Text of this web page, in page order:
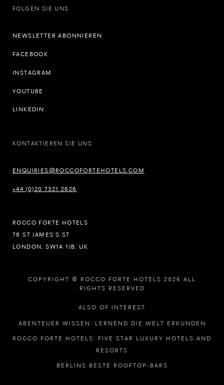
FOLGEN SIE UNS
NEWSLETTER ABONNIEREN
FACEBOOK
INSTAGRAM
YOUTUBE
LINKEDIN
KONTAKTIEREN SIE UNS
ENQUIRIES@ROCCOFORTEHOTELS.COM
+44 (0)20 7321 2626
ROCCO FORTE HOTELS
78 ST JAMES’S ST
LONDON, SW1A 1JB, UK
COPYRIGHT © ROCCO FORTE HOTELS 2026 ALL
RIGHTS RESERVED
ALSO OF INTEREST
ABENTEUER WISSEN: LERNEND DIE WELT ERKUNDEN
ROCCO FORTE HOTELS: FIVE STAR LUXURY HOTELS AND
RESORTS
BERLINS BESTE ROOFTOP-BARS